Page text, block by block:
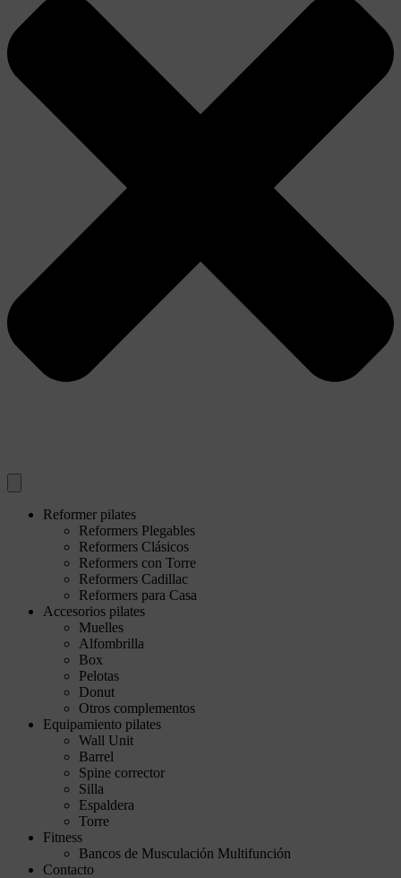
Reformer pilates
Reformers Plegables
Reformers Clásicos
Reformers con Torre
Reformers Cadillac
Reformers para Casa
Accesorios pilates
Muelles
Alfombrilla
Box
Pelotas
Donut
Otros complementos
Equipamiento pilates
Wall Unit
Barrel
Spine corrector
Silla
Espaldera
Torre
Fitness
Bancos de Musculación Multifunción
Contacto